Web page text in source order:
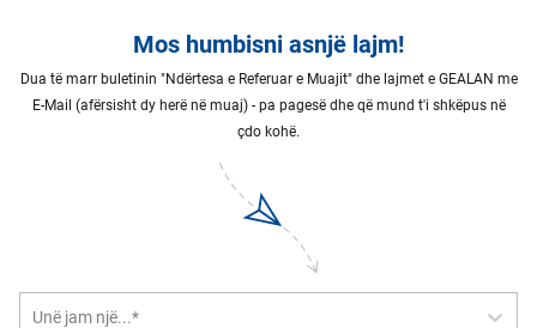
Mos humbisni asnjë lajm!
Dua të marr buletinin "Ndërtesa e Referuar e Muajit" dhe lajmet e GEALAN me
E-Mail (afërsisht dy herë në muaj) - pa pagesë dhe që mund t'i shkëpus në
çdo kohë.
Unë jam një...*